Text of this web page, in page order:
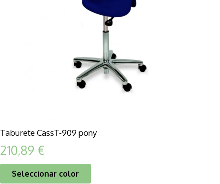
Taburete CassT-909 pony
210,89 €
Seleccionar color